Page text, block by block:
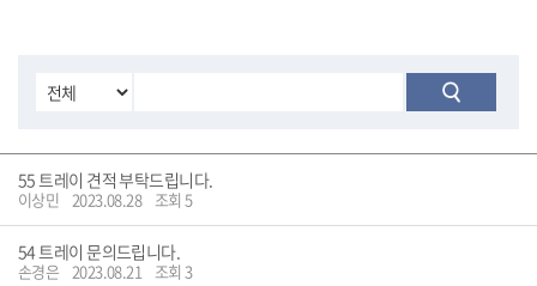
55트레이 견적 부탁드립니다.
이상민 2023.08.28 조회 5
54트레이 문의드립니다.
손경은 2023.08.21 조회 3